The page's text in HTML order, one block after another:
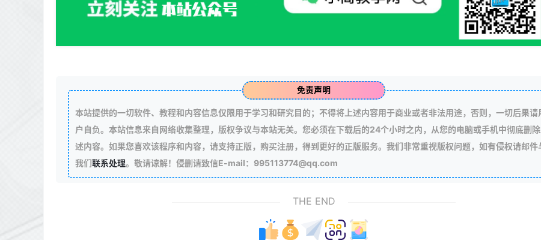
免责声明
本站提供的一切软件、教程和内容信息仅限用于学习和研究目的；不得将上述内容用于商业或者非法用途，否则，一切后果请
户自负。本站信息来自网络收集整理，版权争议与本站无关。您必须在下载后的24个小时之内，从您的电脑或手机中彻底删
述内容。如果您喜欢该程序和内容，请支持正版，购买注册，得到更好的正版服务。我们非常重视版权问题，如有侵权请邮件
我们联系处理。敬请谅解！侵删请致信E-mail：995113774@qq.com
THE END